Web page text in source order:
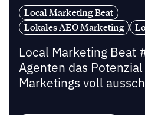
Local Marketing Beat
Lokales AEO Marketing
Local Marketing Beat
Agenten das
Marketings voll